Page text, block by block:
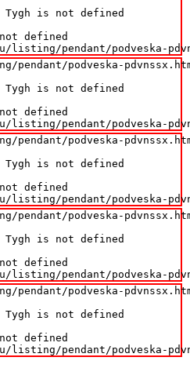
Tygh is not defined
defined
listing/pendant/podveska-
podveska-
Tygh is not defined
defined
listing/pendant/podveska-
podveska-
Tygh is not defined
defined
listing/pendant/podveska-
podveska-
Tygh is not defined
defined
listing/pendant/podveska-
podveska-
Tygh is not defined
defined
listing/pendant/podveska-